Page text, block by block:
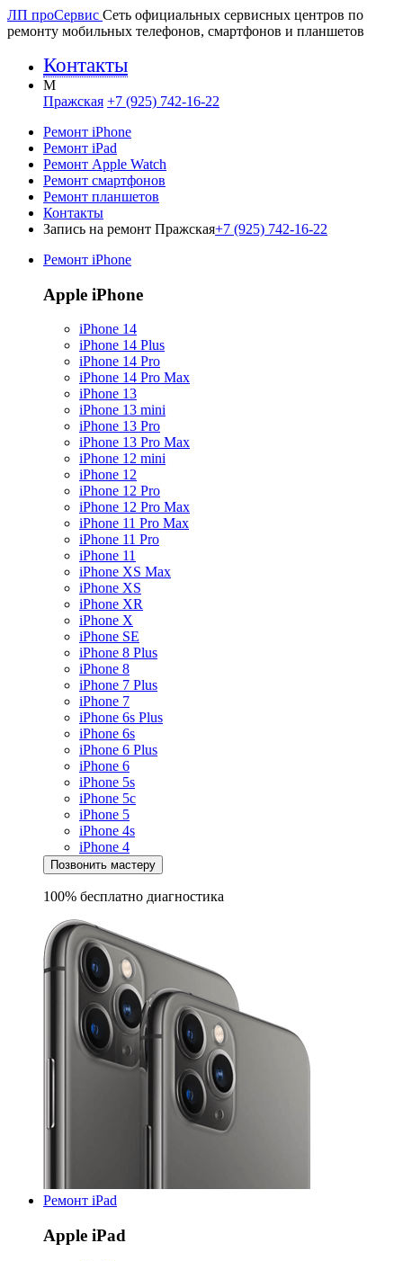
ЛП проСервис Сеть официальных сервисных центров по
ремонту мобильных телефонов, смартфонов и планшетов
Контакты
M
Пражская +7 (925) 742-16-22
Ремонт iPhone
Ремонт iPad
Ремонт Apple Watch
Ремонт смартфонов
Ремонт планшетов
Контакты
Запись на ремонт Пражская+7 (925) 742-16-22
Ремонт iPhone
Apple iPhone
iPhone 14
iPhone 14 Plus
iPhone 14 Pro
iPhone 14 Pro Max
iPhone 13
iPhone 13 mini
iPhone 13 Pro
iPhone 13 Pro Max
iPhone 12 mini
iPhone 12
iPhone 12 Pro
iPhone 12 Pro Max
iPhone 11 Pro Max
iPhone 11 Pro
iPhone 11
iPhone XS Max
iPhone XS
iPhone XR
iPhone X
iPhone SE
iPhone 8 Plus
iPhone 8
iPhone 7 Plus
iPhone 7
iPhone 6s Plus
iPhone 6s
iPhone 6 Plus
iPhone 6
iPhone 5s
iPhone 5c
iPhone 5
iPhone 4s
iPhone 4
Позвонить мастеру
100% бесплатно диагностика
Ремонт iPad
Apple iPad